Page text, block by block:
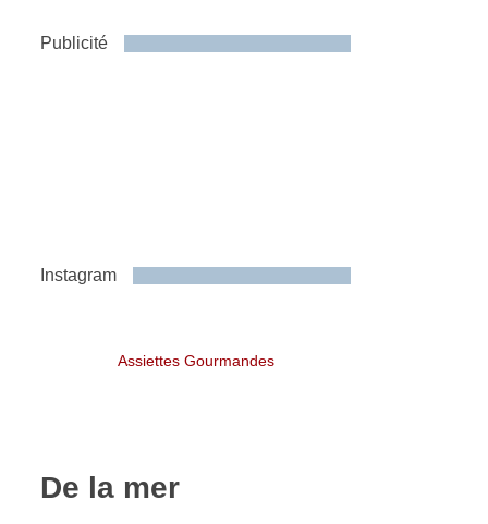
Publicité
Instagram
Assiettes Gourmandes
De la mer